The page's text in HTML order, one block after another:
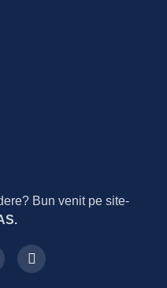
Bun venit pe site-